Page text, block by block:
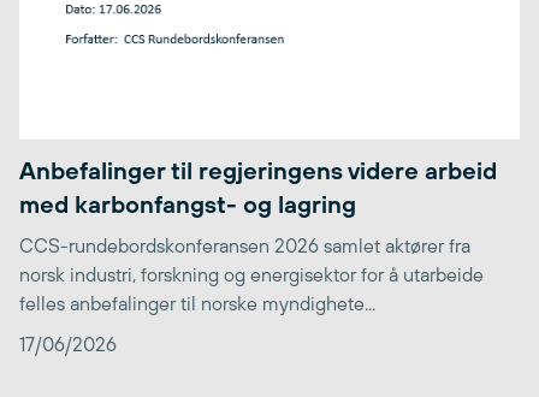
Anbefalinger til regjeringens videre arbeid
med karbonfangst- og lagring
CCS-rundebordskonferansen 2026 samlet aktører fra
norsk industri, forskning og energisektor for å utarbeide
felles anbefalinger til norske myndighete...
17/06/2026